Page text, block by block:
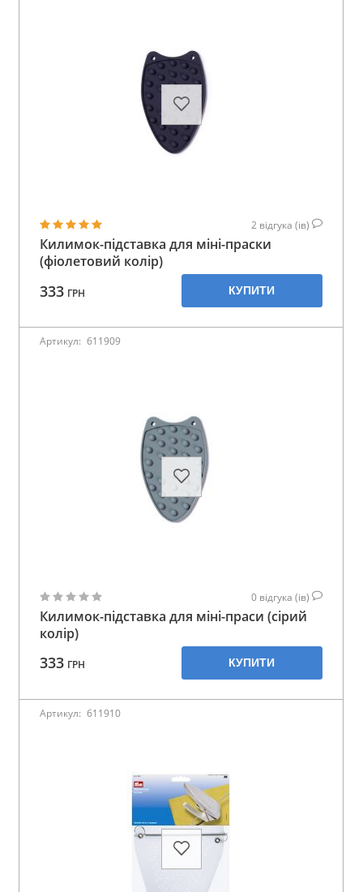
2 відгука (ів)
Килимок-підставка для міні-праски
(фіолетовий колір)
333 ГРН КУПИТИ
Артикул: 611909
0 відгука (ів)
Килимок-підставка для міні-праси (сірий
колір)
333 ГРН КУПИТИ
Артикул: 611910